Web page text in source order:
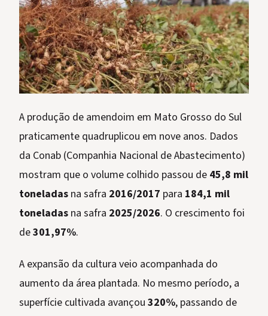
A produção de amendoim em Mato Grosso do Sul
praticamente quadruplicou em nove anos. Dados
da Conab (Companhia Nacional de Abastecimento)
mostram que o volume colhido passou de 45,8 mil
toneladas na safra 2016/2017 para 184,1 mil
toneladas na safra 2025/2026. O crescimento foi
de301,97%.
A expansão da cultura veio acompanhada do
aumento da área plantada. No mesmo período, a
superfície cultivada avançou 320%, passando de